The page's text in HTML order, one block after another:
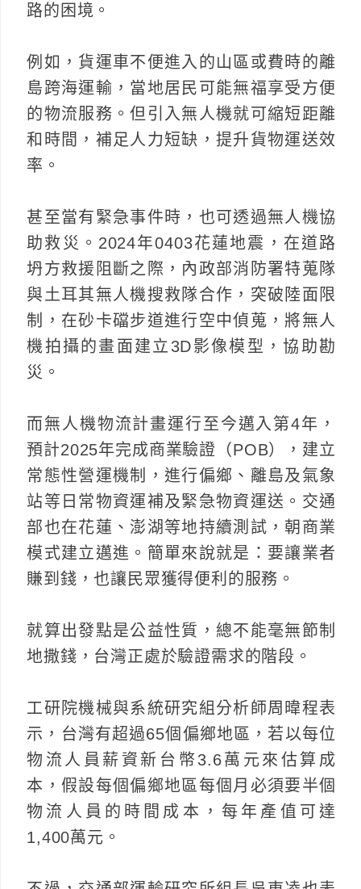
路的困境。
例如，貨運車不便進入的山區或費時的離
島跨海運輸，當地居民可能無福享受方便
的物流服務。但引入無人機就可縮短距離
和時間，補足人力短缺，提升貨物運送效
率。
甚至當有緊急事件時，也可透過無人機協
助救災。2024年0403花蓮地震，在道路
坍方救援阻斷之際，內政部消防署特蒐隊
與土耳其無人機搜救隊合作，突破陸面限
制，在砂卡礑步道進行空中偵蒐，將無人
機拍攝的畫面建立3D影像模型，協助勘
災。
而無人機物流計畫運行至今邁入第4年，
預計2025年完成商業驗證（POB），建立
常態性營運機制，進行偏鄉、離島及氣象
站等日常物資運補及緊急物資運送。交通
部也在花蓮、澎湖等地持續測試，朝商業
模式建立邁進。簡單來說就是：要讓業者
賺到錢，也讓民眾獲得便利的服務。
就算出發點是公益性質，總不能毫無節制
地撒錢，台灣正處於驗證需求的階段。
工研院機械與系統研究組分析師周暐程表
示，台灣有超過65個偏鄉地區，若以每位
物流人員薪資新台幣3.6萬元來估算成
本，假設每個偏鄉地區每個月必須要半個
物流人員的時間成本，每年產值可達
1,400萬元。